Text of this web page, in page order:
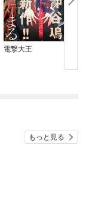
電撃大王
もっと見る